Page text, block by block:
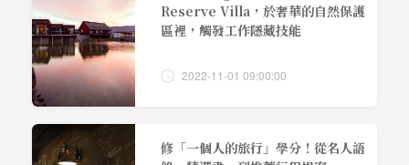
Reserve Villa，於奢華的自然保護
區裡，觸發工作隱藏技能
2022-11-01 09:00:00
修「一個人的旅行」學分！從名人語